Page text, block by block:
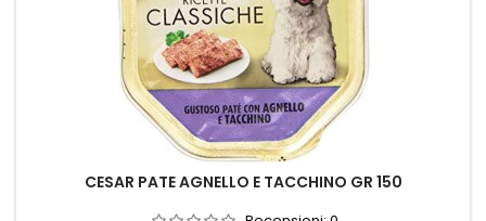
CESAR PATE AGNELLO E TACCHINO GR 150